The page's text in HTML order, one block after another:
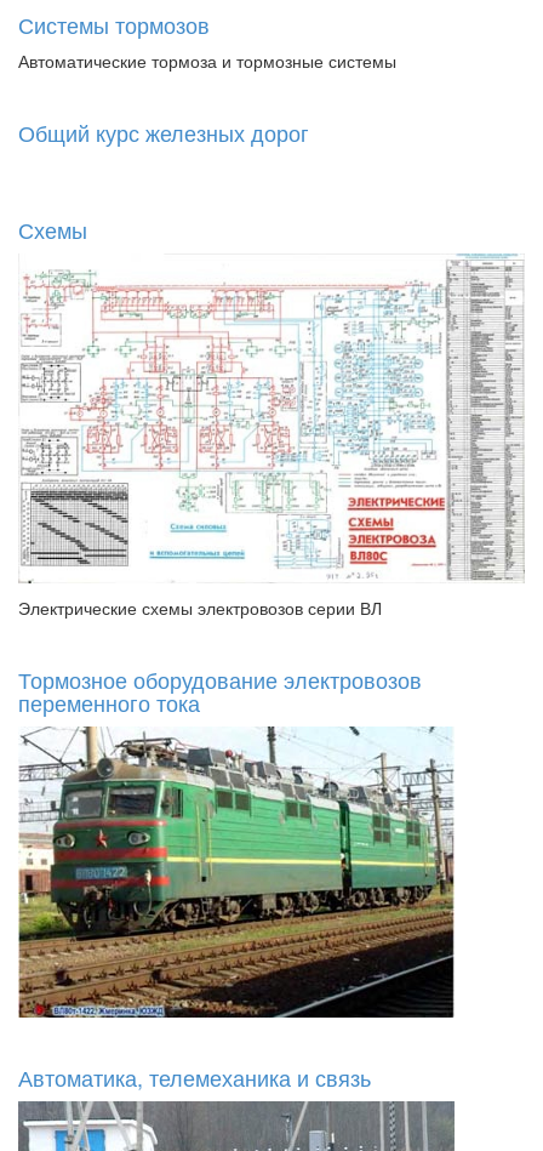
Системы тормозов
Автоматические тормоза и тормозные системы
Общий курс железных дорог
Схемы
Электрические схемы электровозов серии ВЛ
Тормозное оборудование электровозов
переменного тока
Автоматика, телемеханика и связь